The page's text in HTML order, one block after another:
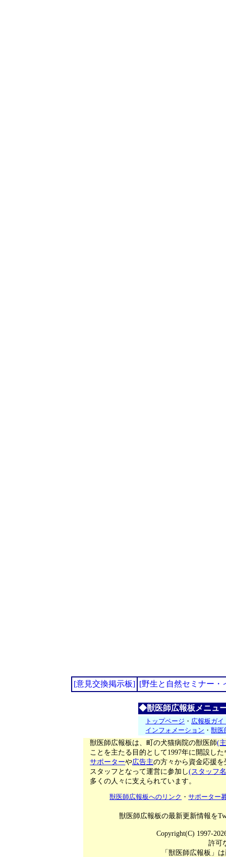
[意見交換掲示板] [野生と自然セミナー・
◆獣医師広報板メニュ
トップページ ・ 広報板ガイ
インフォメーション ・獣医
獣医師広報板は、町の犬猫病院の獣医師(
ことを主たる目的として1997年に開設し
サポーターや広告主の方々から資金応援を
スタッフとなって運営に参加し(スタッフ
多くの人々に支えられています。
獣医師広報板へのリンク ・サポーター
獣医師広報板の最新更新情報を
Copyright(C) 1997-
許可
「獣医師広報板」